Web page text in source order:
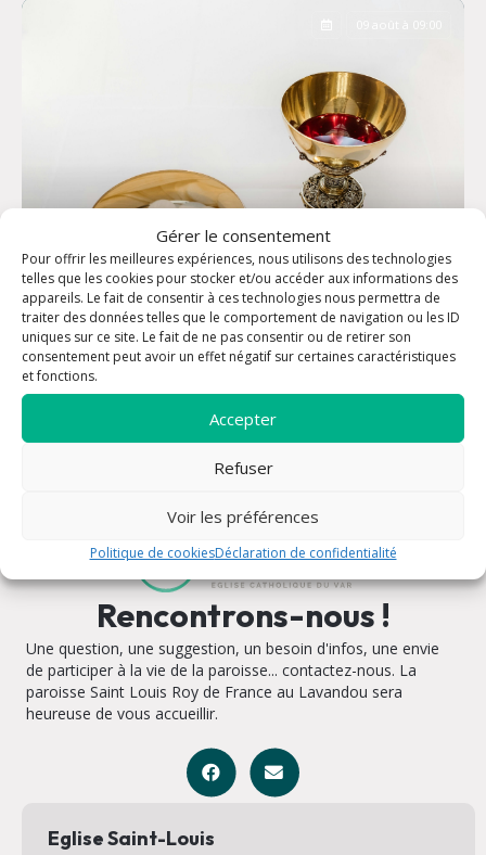
Gérer le consentement
Pour offrir les meilleures expériences, nous utilisons des technologies
telles que les cookies pour stocker et/ou accéder aux informations des
appareils. Le fait de consentir à ces technologies nous permettra de
traiter des données telles que le comportement de navigation ou les ID
uniques sur ce site. Le fait de ne pas consentir ou de retirer son
consentement peut avoir un effet négatif sur certaines caractéristiques
et fonctions.
Accepter
Refuser
Voir les préférences
Politique de cookiesDéclaration de confidentialité
Messe dominicale - Eglise Saint-Louis
Rencontrons-nous !
Une question, une suggestion, un besoin d'infos, une envie
de participer à la vie de la paroisse... contactez-nous. La
paroisse Saint Louis Roy de France au Lavandou sera
heureuse de vous accueillir.
Eglise Saint-Louis